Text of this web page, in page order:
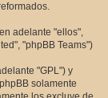
adelante "ellos",
"phpBB Teams")
"GPL") y
solamente